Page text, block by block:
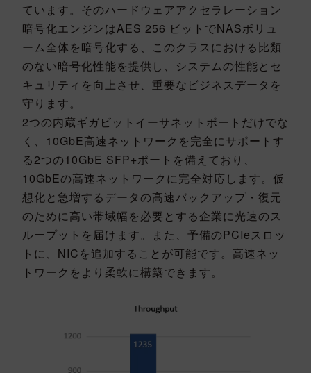
ています。そのハードウェアアクセラレーション
暗号化エンジンはAES 256 ビットでNASボリュ
ーム全体を暗号化する、このクラスにおける比類
のない暗号化性能を提供し、システムの性能とセ
キュリティを向上させ、重要なビジネスデータを
守ります。
2つの内蔵ギガビットイーサネットポートだけでな
く、10GbE高速ネットワークを完全にサポートす
る2つの10GbE SFP+ポートを備えており、
10GbEの高速ネットワークに完全対応します。仮
想化と急増するデータの高速バックアップ・復元
のために高い帯域幅を必要とする企業に光速のス
ループットを届けます。また、予備のPCIeスロッ
トに、NICを追加することが可能です。高速ネッ
トワークをより柔軟に構築できます。